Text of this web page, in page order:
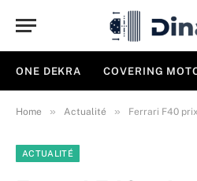
ONE DEKRA COVERING
Home » Actualité » Ferrari F40 prix :
ACTUALITÉ